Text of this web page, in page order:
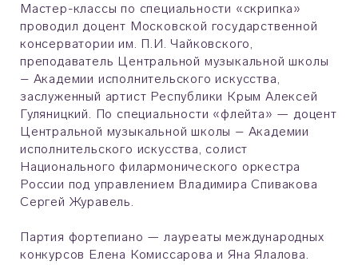
Мастер-классы по специальности «скрипка»
проводил доцент Московской государственной
консерватории им. П.И. Чайковского,
преподаватель Центральной музыкальной школы
– Академии исполнительского искусства,
заслуженный артист Республики Крым Алексей
Гуляницкий. По специальности «флейта» — доцент
Центральной музыкальной школы – Академии
исполнительского искусства, солист
Национального филармонического оркестра
России под управлением Владимира Спивакова
Сергей Журавель.
Партия фортепиано — лауреаты международных
конкурсов Елена Комиссарова и Яна Ялалова.